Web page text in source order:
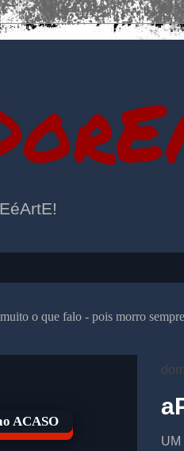
o que falo - pois morro
UM
ACASO